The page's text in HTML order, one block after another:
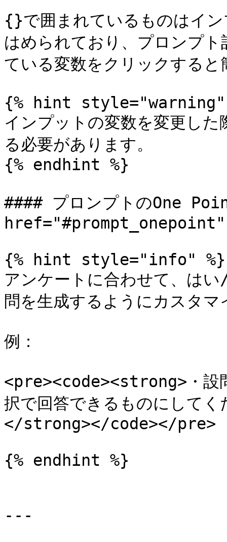
{}で囲まれているものはイ
はめられており、プロンプ
ている変数をクリックする
{% hint style="warning"
インプットの変数を変更し
る必要があります。
{% endhint %}
#### プロンプトのOne
{% hint style="info" %}
アンケートに合わせて、は
問を生成するようにカスタ
例：
<pre><code><strong>・設
択で回答できるものにしてく
</strong></code></pre>
{% endhint %}
---